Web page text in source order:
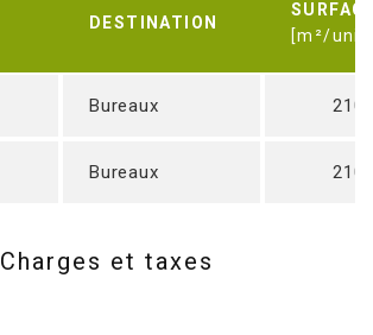
DESTINATION
[m²/
Bureaux 210
Bureaux 210
Charges et taxes